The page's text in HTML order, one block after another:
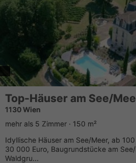
Top-Häuser am See/
1130 Wien
mehr als 5 Zimmer · 150 m²
Idyllische Häuser am See/Meer, ab
30 000 Euro, Baugrundstücke am
Waldgru...